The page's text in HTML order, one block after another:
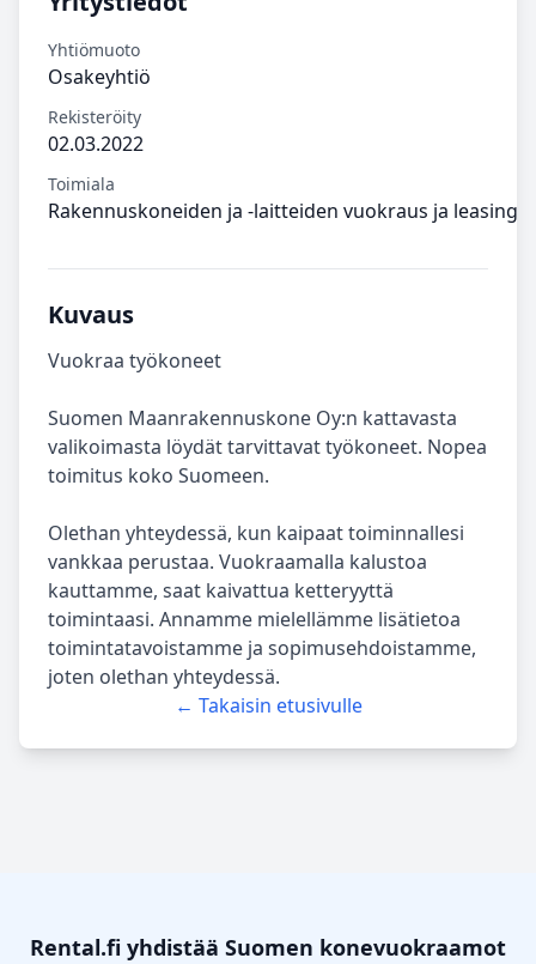
Yhtiömuoto
Osakeyhtiö
Rekisteröity
02.03.2022
Toimiala
Rakennuskoneiden ja -laitteiden vuokraus ja leasing
Kuvaus
Vuokraa työkoneet
Suomen Maanrakennuskone Oy:n kattavasta
valikoimasta löydät tarvittavat työkoneet. Nopea
toimitus koko Suomeen.
Olethan yhteydessä, kun kaipaat toiminnallesi
vankkaa perustaa. Vuokraamalla kalustoa
kauttamme, saat kaivattua ketteryyttä
toimintaasi. Annamme mielellämme lisätietoa
toimintatavoistamme ja sopimusehdoistamme,
joten olethan yhteydessä.
← Takaisin etusivulle
Rental.fi yhdistää Suomen konevuokraamot